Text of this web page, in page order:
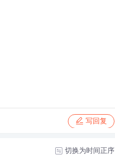
写回复
切换为时间正序